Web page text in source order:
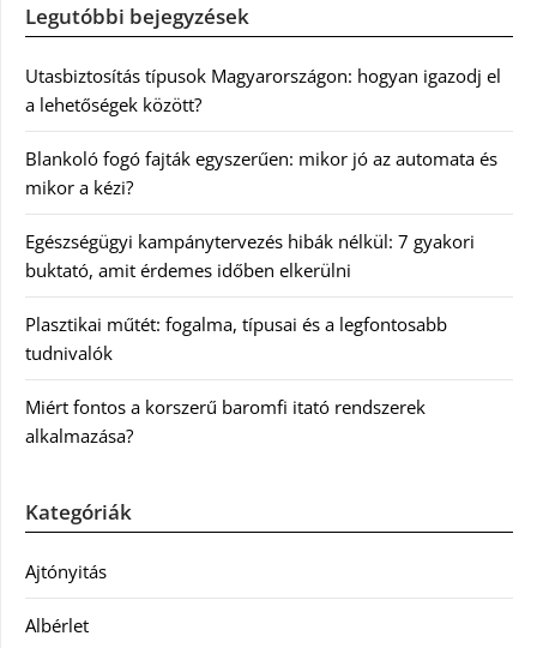
Legutóbbi bejegyzések
Utasbiztosítás típusok Magyarországon: hogyan igazodj el
a lehetőségek között?
Blankoló fogó fajták egyszerűen: mikor jó az automata és
mikor a kézi?
Egészségügyi kampánytervezés hibák nélkül: 7 gyakori
buktató, amit érdemes időben elkerülni
Plasztikai műtét: fogalma, típusai és a legfontosabb
tudnivalók
Miért fontos a korszerű baromfi itató rendszerek
alkalmazása?
Kategóriák
Ajtónyitás
Albérlet